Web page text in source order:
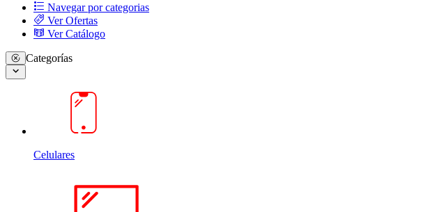
Navegar por categorias
Ver Ofertas
Ver Catálogo
Categorías
Celulares